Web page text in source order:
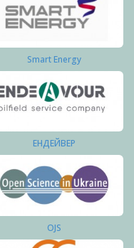
Smart Energy
ЕНДЕЙВЕР
OJS